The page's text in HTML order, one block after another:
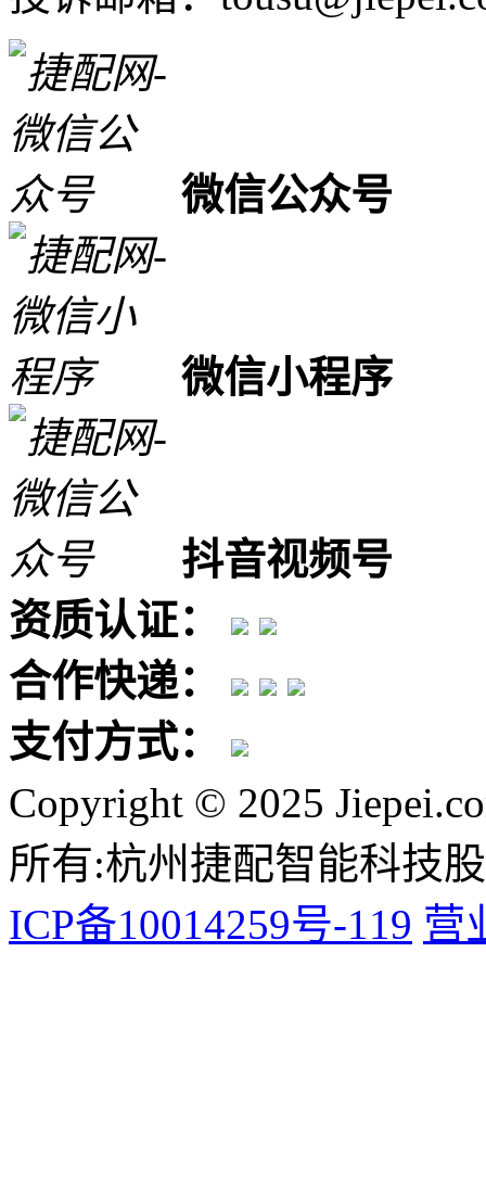
微信公众号
微信小程序
抖音视频号
资质认证：
合作快递：
支付方式：
Copyright © 2025
所有:杭州捷配智能科技
ICP备10014259号-119 营